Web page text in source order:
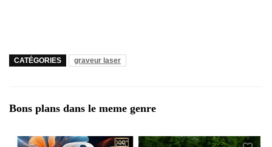
CATÉGORIES graveur laser
Bons plans dans le meme genre